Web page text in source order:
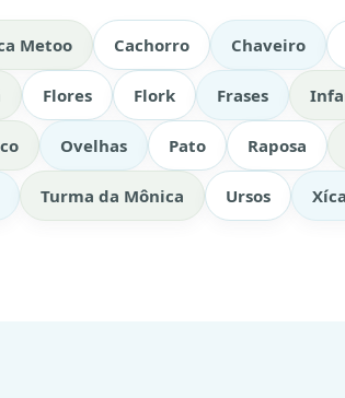
Metoo Cachorro Chaveiro
Flores Flork Frases
Ovelhas Pato Raposa
Turma da Mônica Ursos